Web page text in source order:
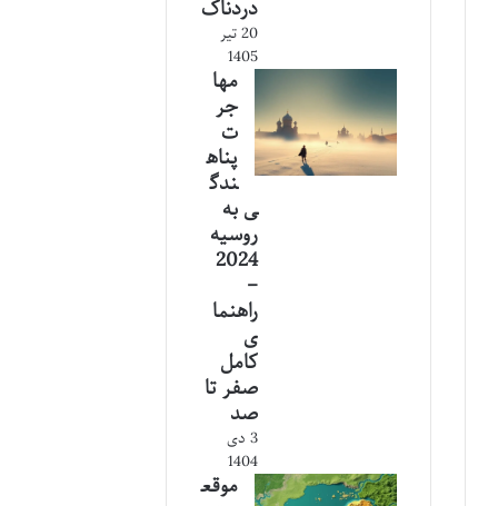
دردناک
20 تیر
1405
مها
جر
ت
پناه
ندگ
ی به
روسیه
2024
–
راهنما
ی
کامل
صفر تا
صد
3 دی
1404
موقع